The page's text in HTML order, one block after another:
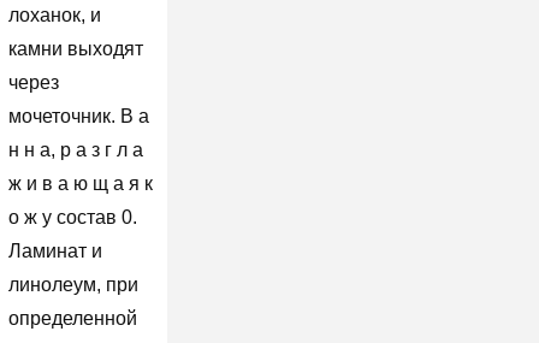
лоханок, и
камни выходят
через
мочеточник. В а
н н а, р а з г л а
ж и в а ю щ а я к
о ж у состав 0.
Ламинат и
линолеум, при
определенной